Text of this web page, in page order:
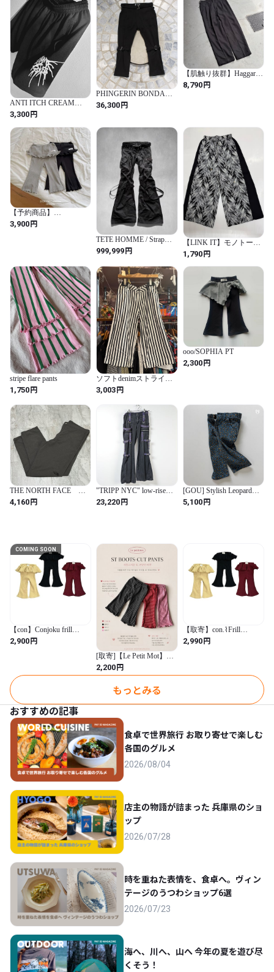
ANTI ITCH CREAM
Short-pants / スポーティ
ードライハーフパンツ
3,300円
PHINGERIN BONDAGE
SWEATPANTS
36,300円
【肌触り抜群】Haggar
Two-pleat pants
8,790円
【予約商品】
NINIBELLO titi skirt
bootscut
3,900円
TETE HOMME / Strap
Cargo Flare Pants
999,999円
【LINK IT】モノトーン
総柄 切替ワイドパンツ
1,790円
stripe flare pants
1,750円
ソフトdenimストライプ
バミューダパンツ
black×white
3,003円
ooo/SOPHIA PT
2,300円
THE NORTH FACE ノ
ースフェイス ヘザー
ソフトシェルナインテン
4,160円
"TRIPP NYC" low-rise
multi gimmicks pants
23,220円
[GOU] Stylish Leopard
Print Pants (JS/JM/JL) /
[고유] 멋쟁이호피팬츠
5,100円
COMING SOON
【con】Conjoku frill
leggings
2,900円
[取寄]【Le Petit Mot】
stripe bootscut pants
2,200円
【取寄】con.⌇Frill
Leggings
2,990円
もっとみる
おすすめの記事
食卓で世界旅行 お取り寄せで楽しむ
各国のグルメ
2026/08/04
店主の物語が詰まった 兵庫県のショ
ップ
2026/07/28
時を重ねた表情を、食卓へ。ヴィン
テージのうつわショップ6選
2026/07/23
海へ、川へ、山へ 今年の夏を遊び尽
くそう！